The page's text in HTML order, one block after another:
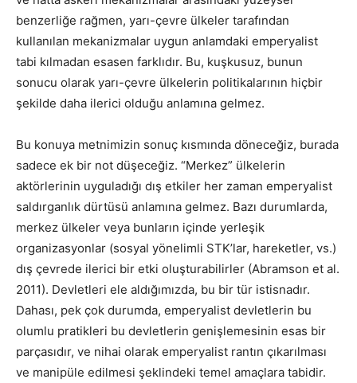
benzerliğe rağmen, yarı-çevre ülkeler tarafından
kullanılan mekanizmalar uygun anlamdaki emperyalist
tabi kılmadan esasen farklıdır. Bu, kuşkusuz, bunun
sonucu olarak yarı-çevre ülkelerin politikalarının hiçbir
şekilde daha ilerici olduğu anlamına gelmez.
Bu konuya metnimizin sonuç kısmında döneceğiz, burada
sadece ek bir not düşeceğiz. “Merkez” ülkelerin
aktörlerinin uyguladığı dış etkiler her zaman emperyalist
saldırganlık dürtüsü anlamına gelmez. Bazı durumlarda,
merkez ülkeler veya bunların içinde yerleşik
organizasyonlar (sosyal yönelimli STK’lar, hareketler, vs.)
dış çevrede ilerici bir etki oluşturabilirler (Abramson et al.
2011). Devletleri ele aldığımızda, bu bir tür istisnadır.
Dahası, pek çok durumda, emperyalist devletlerin bu
olumlu pratikleri bu devletlerin genişlemesinin esas bir
parçasıdır, ve nihai olarak emperyalist rantın çıkarılması
ve manipüle edilmesi şeklindeki temel amaçlara tabidir.